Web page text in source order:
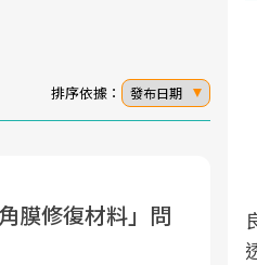
排序依據： 發布日期
膜修復材料」問
潮，台灣正在快速邁
時代。隨著國家政策
活祭體驗「一站式健
、體驗到運動，全面